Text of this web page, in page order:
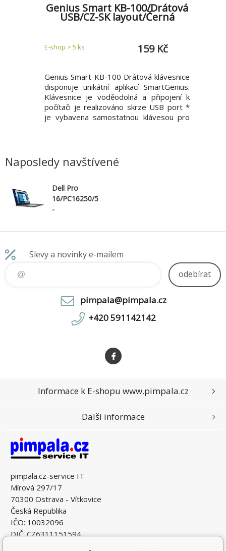
Genius Smart KB-100/Drátová
USB/CZ-SK layout/Černá
E-shop > 5 ks 159 Kč
Genius Smart KB-100 Drátová klávesnice
disponuje unikátní aplikací SmartGenius.
Klávesnice je voděodolná a připojení k
počítači je realizováno skrze USB port *
je vybavena samostatnou klávesou pro
ano, sdí
Naposledy navštívené
Dell Pro
16/PC16250/5
-
XGA/8GB/512
Xe/W11P/Blac
k/3R NBD
Slevy a novinky e-mailem
odebírat
pimpala@pimpala.cz
+420 591142142
pimpala.cz-service IT
Mírová 297/17
70300 Ostrava - Vítkovice
Česká Republika
IČO: 10032096
DIČ: CZ6311151594
Informace k E-shopu www.pimpala.cz
Další informace